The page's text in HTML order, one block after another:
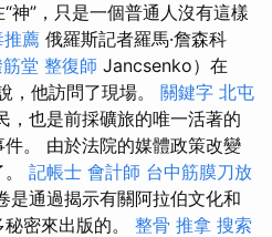
神”，只是一個普通人沒有這樣
推薦 俄羅斯記者羅馬·詹森科
堂 整復師 Jancsenko）在
，他訪問了現場。 關鍵字 北屯
，也是前採礦旅的唯一活著的
。 由於法院的媒體政策改變
記帳士 會計師 台中筋膜刀放
是通過揭示有關阿拉伯文化和
密來出版的。 整骨 推拿 搜索